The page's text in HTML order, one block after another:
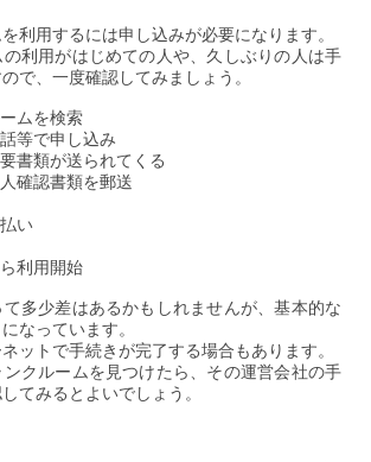
利用するには申し込みが必要になります。
の利用がはじめての人や、久しぶりの人は手
で、一度確認してみましょう。
ムを検索
等で申し込み
書類が送られてくる
確認書類を郵送
い
利用開始
多少差はあるかもしれませんが、基本的な
なっています。
ットで手続きが完了する場合もあります。
クルームを見つけたら、その運営会社の手
てみるとよいでしょう。